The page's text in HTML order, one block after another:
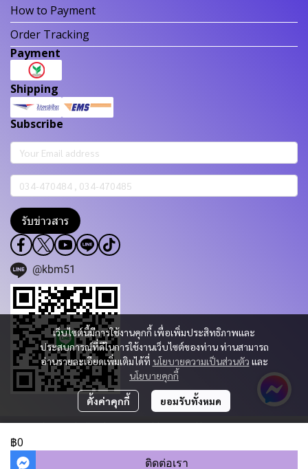
฿0
ติดต่อเรา
เว็บไซต์นี้มีการใช้งานคุกกี้ เพื่อเพิ่มประสิทธิภาพและ
ประสบการณ์ที่ดีในการใช้งานเว็บไซต์ของท่าน ท่านสามารถ
อ่านรายละเอียดเพิ่มเติมได้ที่ นโยบายความเป็นส่วนตัว และ
นโยบายคุกกี้
ตั้งค่าคุกกี้ ยอมรับทั้งหมด
How to Payment
Order Tracking
Payment
Shipping
Subscribe
รับข่าวสาร
@kbm51
Copyright 2023 | All Rights Reserved | Powered by KBM PART & TRADING
ผู้เข้าชมวันนี้1,225